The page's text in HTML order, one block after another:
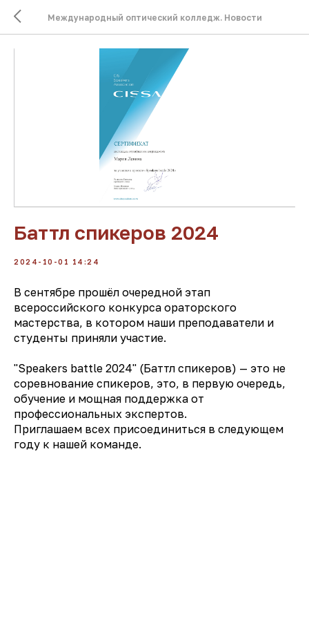
Международный оптический колледж. Новости
Баттл спикеров 2024
2024-10-01 14:24
В сентябре прошёл очередной этап
всероссийского конкурса ораторского
мастерства, в котором наши преподаватели и
студенты приняли участие.
"Speakers battle 2024" (Баттл спикеров) — это не
соревнование спикеров, это, в первую очередь,
обучение и мощная поддержка от
профессиональных экспертов.
Приглашаем всех присоединиться в следующем
году к нашей команде.